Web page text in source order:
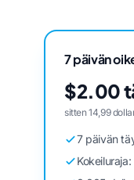
7 päivän
$2.00
sitten 14,99
7 päivän